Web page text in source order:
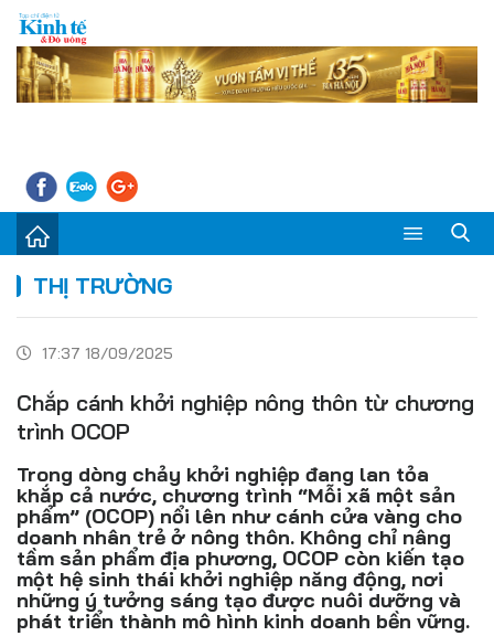
Kinh tế - Tiêu dùng
Đời sống
Thị trường
Đồ uống
Pháp luật
Khoa giáo
THỊ TRƯỜNG
17:37 18/09/2025
Chắp cánh khởi nghiệp nông thôn từ chương
trình OCOP
Trong dòng chảy khởi nghiệp đang lan tỏa
khắp cả nước, chương trình “Mỗi xã một sản
phẩm” (OCOP) nổi lên như cánh cửa vàng cho
doanh nhân trẻ ở nông thôn. Không chỉ nâng
tầm sản phẩm địa phương, OCOP còn kiến tạo
một hệ sinh thái khởi nghiệp năng động, nơi
những ý tưởng sáng tạo được nuôi dưỡng và
phát triển thành mô hình kinh doanh bền vững.